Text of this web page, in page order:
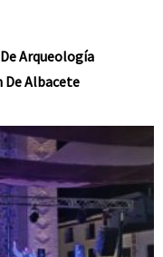
Arqueología
De Albacete